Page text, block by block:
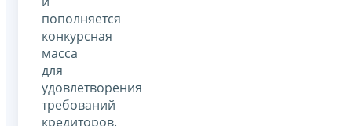
пополняется
конкурсная
масса
для
удовлетворения
требований
кредиторов.